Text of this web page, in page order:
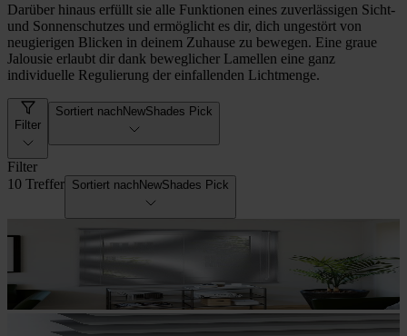
Darüber hinaus erfüllt sie alle Funktionen eines zuverlässigen Sicht-
und Sonnenschutzes und ermöglicht es dir, dich ungestört von
neugierigen Blicken in deinem Zuhause zu bewegen. Eine graue
Jalousie erlaubt dir dank beweglicher Lamellen eine ganz
individuelle Regulierung der einfallenden Lichtmenge.
Filter
Sortiert nachNewShades Pick
Filter
10 Treffer Sortiert nachNewShades Pick